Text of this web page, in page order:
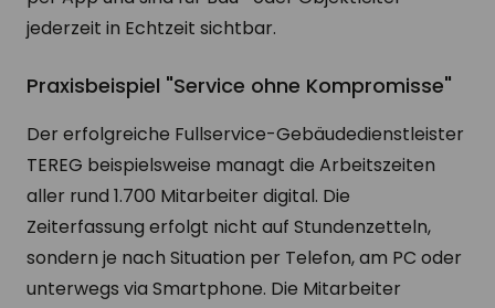
jederzeit in Echtzeit sichtbar.
Praxisbeispiel "Service ohne Kompromisse"
Der erfolgreiche Fullservice-Gebäudedienstleister
TEREG beispielsweise managt die Arbeitszeiten
aller rund 1.700 Mitarbeiter digital. Die
Zeiterfassung erfolgt nicht auf Stundenzetteln,
sondern je nach Situation per Telefon, am PC oder
unterwegs via Smartphone. Die Mitarbeiter